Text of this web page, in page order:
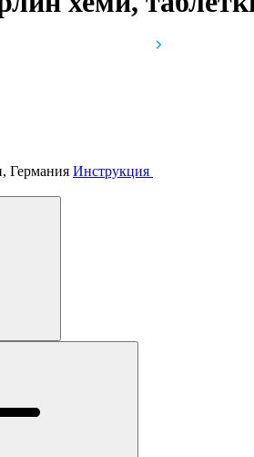
Германия Инструкция